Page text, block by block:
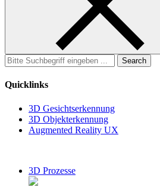
Search
for:
Quicklinks
3D Gesichtserkennung
3D Objekterkennung
Augmented Reality UX
3D Prozesse